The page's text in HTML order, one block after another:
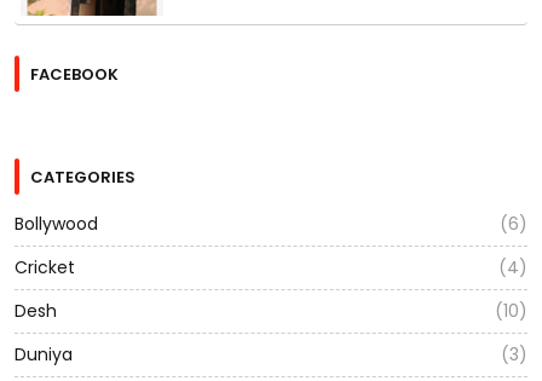
FACEBOOK
CATEGORIES
Bollywood
(6)
Cricket
(4)
Desh
(10)
Duniya
(3)